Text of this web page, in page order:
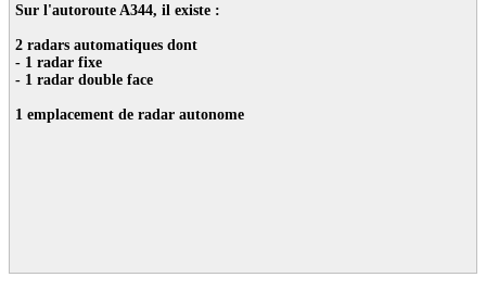
Sur l'autoroute A344, il existe :
2 radars automatiques dont
- 1 radar fixe
- 1 radar double face
1 emplacement de radar autonome